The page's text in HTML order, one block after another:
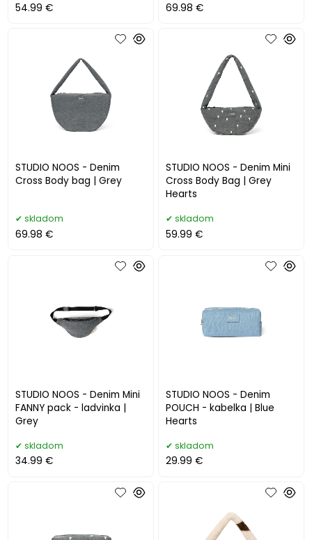
54.99 € 69.98 €
STUDIO NOOS - Denim
Cross Body bag | Grey
skladom
69.98 €
STUDIO NOOS - Denim Mini
Cross Body Bag | Grey
Hearts
skladom
59.99 €
STUDIO NOOS - Denim Mini
FANNY pack - ladvinka |
Grey
skladom
34.99 €
STUDIO NOOS - Denim
POUCH - kabelka | Blue
Hearts
skladom
29.99 €